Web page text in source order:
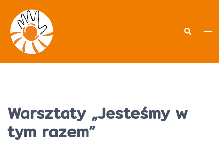
treści
Warsztaty „Jesteśmy w
tym razem”